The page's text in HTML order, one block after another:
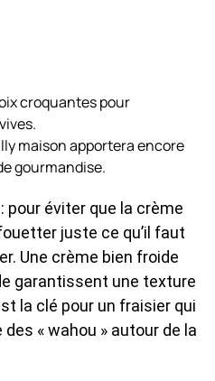
croquantes pour
maison apportera encore
gourmandise.
éviter que la crème
juste ce qu’il faut
Une crème bien froide
garantissent une texture
la clé pour un fraisier qui
« wahou » autour de la